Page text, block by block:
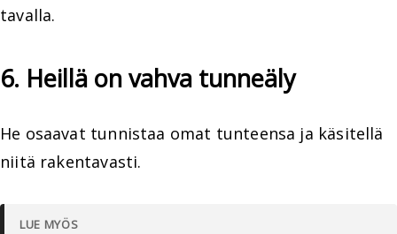
tavalla.
6. Heillä on vahva tunneäly
He osaavat tunnistaa omat tunteensa ja käsitellä
niitä rakentavasti.
LUE MYÖS